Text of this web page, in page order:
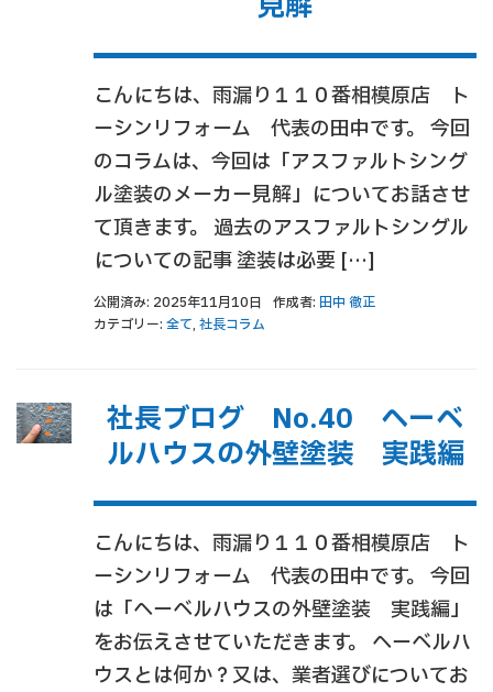
こんにちは、雨漏り１１０番相模原店 ト
ーシンリフォーム 代表の田中です。 今回
のコラムは、今回は「アスファルトシング
ル塗装のメーカー見解」についてお話させ
て頂きます。 過去のアスファルトシングル
についての記事 塗装は必要 […]
公開済み: 2025年11月10日 作成者: 田中 徹正
カテゴリー: 全て, 社長コラム
社長ブログ No.40 ヘーベ
ルハウスの外壁塗装 実践編
こんにちは、雨漏り１１０番相模原店 ト
ーシンリフォーム 代表の田中です。 今回
は「ヘーベルハウスの外壁塗装 実践編」
をお伝えさせていただきます。 ヘーベルハ
ウスとは何か？又は、業者選びについてお